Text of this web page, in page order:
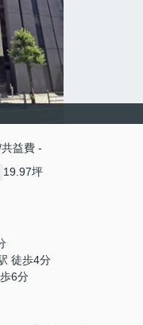
益費 -
19.97坪
徒歩4分
6分